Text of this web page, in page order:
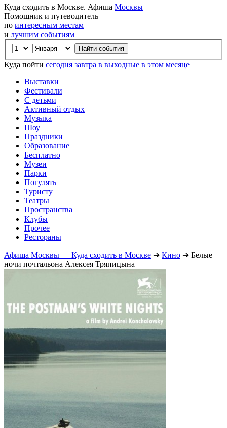
Куда сходить в Москве. Афиша Москвы
Помощник и путеводитель
по интересным местам
и лучшим событиям
Куда пойти сегодня завтра в выходные в этом месяце
Выставки
Фестивали
С детьми
Активный отдых
Музыка
Шоу
Праздники
Образование
Бесплатно
Музеи
Парки
Погулять
Туристу
Театры
Пространства
Клубы
Прочее
Рестораны
Афиша Москвы — Куда сходить в Москве ➔ Кино ➔ Белые
ночи почтальона Алексея Тряпицына